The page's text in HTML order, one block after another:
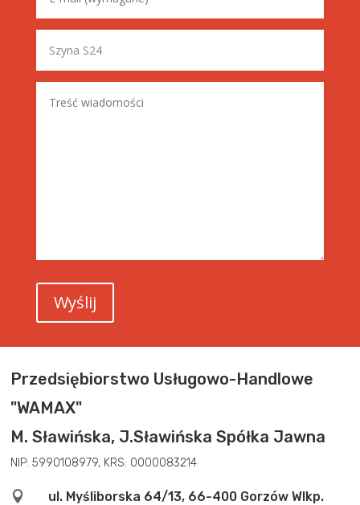
Przedsiębiorstwo Usługowo-Handlowe
"WAMAX"
M. Sławińska, J.Sławińska Spółka Jawna
NIP: 5990108979, KRS: 0000083214
 ul. Myśliborska 64/13, 66-400 Gorzów Wlkp.